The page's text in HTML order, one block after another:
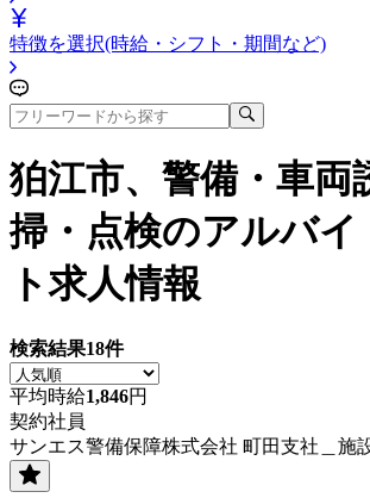
特徴を選択(時給・シフト・期間など)
狛江市、警備・車両
掃・点検のアルバイ
ト求人情報
検索結果18件
平均時給1,846円
契約社員
サンエス警備保障株式会社 町田支社＿施